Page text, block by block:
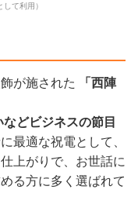
て利用）
が施された
「西陣
どビジネスの節目
に最適な祝電として、
上がりで、お世話に
る方に多く選ばれて